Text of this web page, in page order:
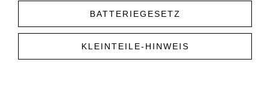
BATTERIEGESETZ
KLEINTEILE-HINWEIS